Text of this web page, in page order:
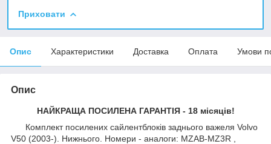
Приховати
Опис Характеристики Доставка Оплата Умови
Опис
НАЙКРАЩА ПОСИЛЕНА ГАРАНТІЯ - 18 місяців!
Комплект посилених сайлентблоків заднього важеля Volvo
V50 (2003-). Нижнього. Номери - аналоги: MZAB-MZ3R ,